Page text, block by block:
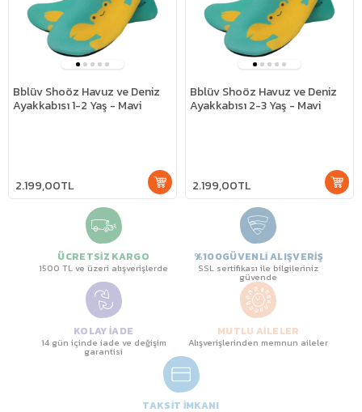
Bblüv Shoöz Havuz ve Deniz
Ayakkabısı 1-2 Yaş - Mavi
2.199,00TL
Bblüv Shoöz Havuz ve Deniz
Ayakkabısı 2-3 Yaş - Mavi
2.199,00TL
ÜCRETSİZ KARGO
1500 TL ve üzeri alışverişlerde
%100GÜVENLİ ALIŞVERİŞ
SSL sertifikası ile bilgileriniz
güvende
KOLAY İADE
14 gün içinde iade ve değişim
garantisi
MUTLU AİLELER
Alışverişlerinden memnun aileler
TAKSİT İMKANI